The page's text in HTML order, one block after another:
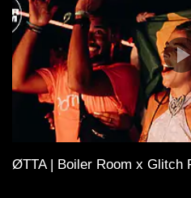
ØTTA | Boiler Room x Glitch